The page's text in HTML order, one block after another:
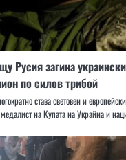
Русия загина
по силов трибой
става световен и
на Купата на Украйна и